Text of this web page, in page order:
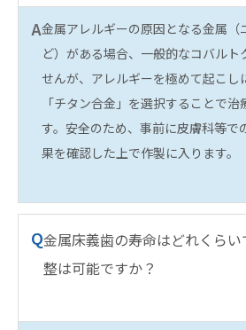
A金属アレルギーの原因となる金属（
ど）がある場合、一般的なコバルト
せんが、アレルギーを極めて起こし
「チタン合金」を選択することで
す。安全のため、事前に皮膚科等で
果を確認した上で作製に入ります。
Q金属床義歯の寿命はどれくら
整は可能ですか？